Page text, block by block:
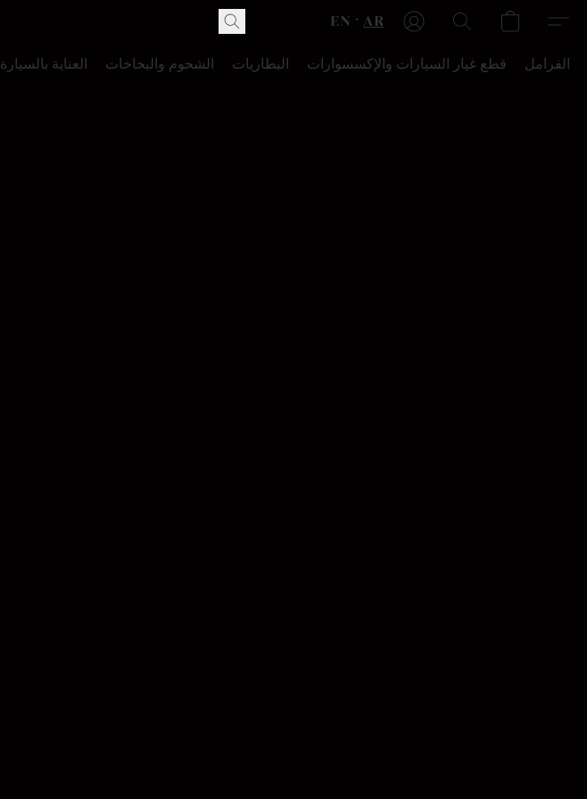
EN AR
العناية بالسيارة الشحوم والبخاخات البطاريات قطع غيار السيارات والإكسسوارات الفرامل